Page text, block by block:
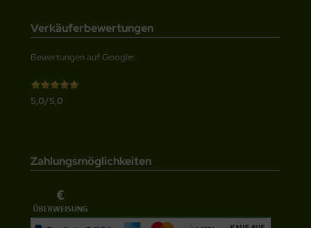
Verkäuferbewertungen
Bewertungen auf Google:
5,0/5,0
Zahlungsmöglichkeiten